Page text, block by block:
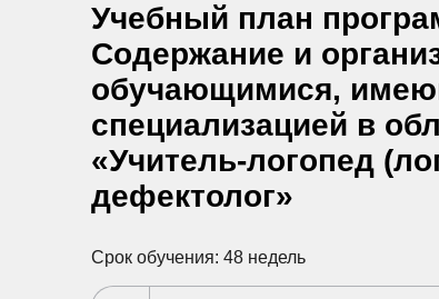
Учебный план
Содержание и
обучающимися,
специализацией в
«Учитель-логопед
дефектолог»
Срок обучения: 48 недель